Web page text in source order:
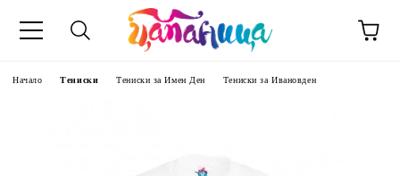
Начало Тениски Тениски за Имен Ден Тениски за Ивановден